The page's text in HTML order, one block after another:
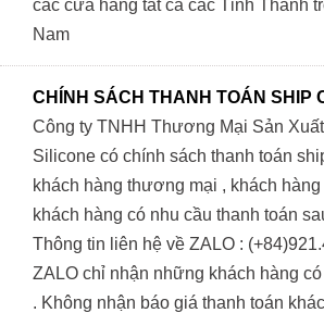
các cửa hàng tất cả các Tỉnh Thành
Nam
CHÍNH SÁCH THANH TOÁN SHIP
Công ty TNHH Thương Mại Sản
Silicone có chính sách thanh toán
khách hàng thương mại , khách
khách hàng có nhu cầu thanh toán
Thông tin liên hệ về ZALO :
ZALO chỉ nhận những khách hàng
. Không nhận báo giá thanh toán khác